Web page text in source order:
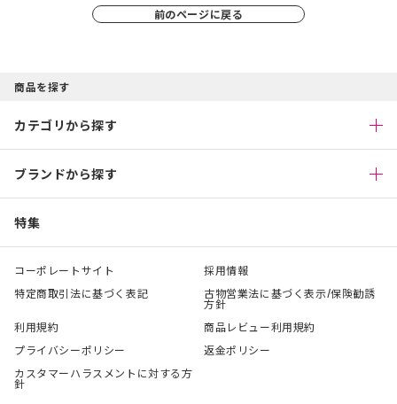
前のページに戻る
商品を探す
カテゴリから探す
ブランドから探す
特集
コーポレートサイト
採用情報
特定商取引法に基づく表記
古物営業法に基づく表示/保険勧誘
方針
利用規約
商品レビュー利用規約
プライバシーポリシー
返金ポリシー
カスタマーハラスメントに対する方
針